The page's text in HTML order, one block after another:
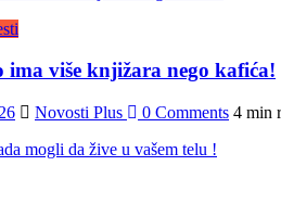
ima više knjižara nego kafića!
Novosti Plus 0 Comments 4 min